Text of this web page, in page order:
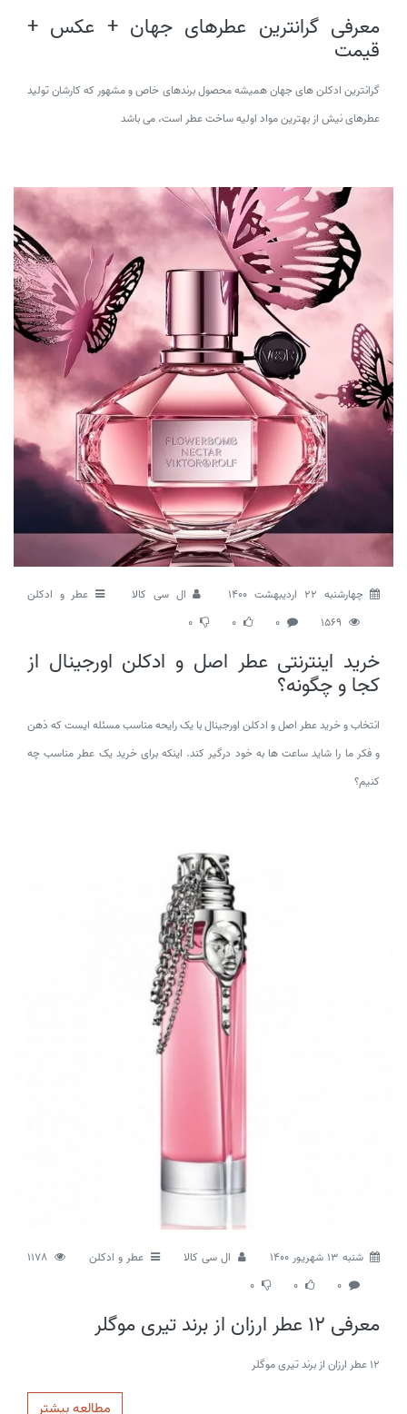
معرفی گرانترین عطرهای جهان + عکس +
قیمت
گرانترین ادکلن های جهان همیشه محصول برندهای خاص و مشهور که کارشان تولید
عطرهای نیش از بهترین مواد اولیه ساخت عطر است، می باشد
چهارشنبه 22 اردیبهشت 1400 ال سی کالا
عطر و ادکلن
1569
0
0
0
خرید اینترنتی عطر اصل و ادکلن اورجینال از
کجا و چگونه؟
انتخاب و خرید عطر اصل و ادکلن اورجینال با یک رایحه مناسب مسئله ایست که ذهن
و فکر ما را شاید ساعت ها به خود درگیر کند. اینکه برای خرید یک عطر مناسب چه
کنیم؟
شنبه 13 شهریور 1400 ال سی کالا عطر و ادکلن
1178
0
0
0
معرفی 12 عطر ارزان از برند تیری موگلر
12 عطر ارزان از برند تیری موگلر
مطالعه بیشتر